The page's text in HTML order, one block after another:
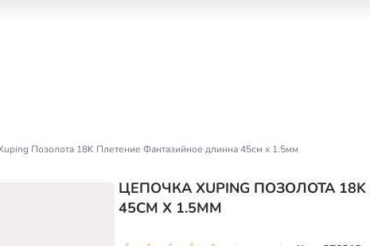
Позолота 18K Плетение Фантазийное длинна 45см х 1.5мм
ЦЕПОЧКА XUPING ПОЗОЛОТА
45СМ Х 1.5ММ